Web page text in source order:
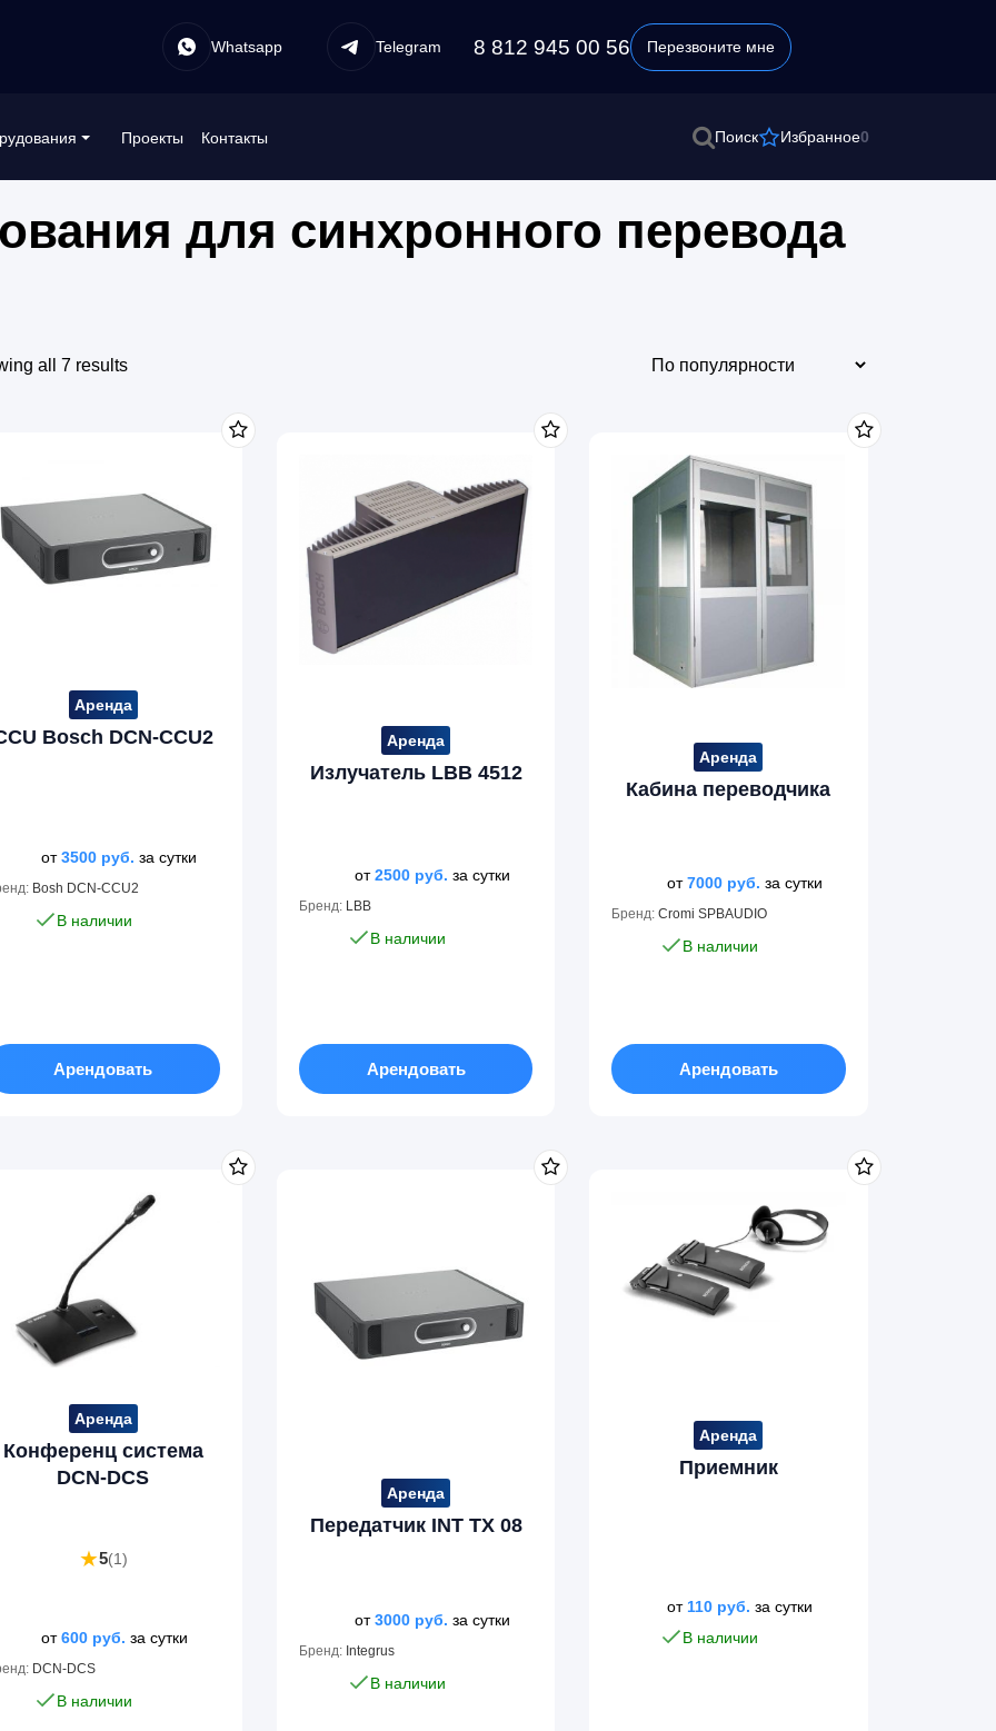
Whatsapp Telegram 8 812 945 00 56 Перезвоните мне
Проекты Контакты Поиск Избранное0
для синхронного перевода
all 7 results
Аренда
Bosch DCN-CCU2
от3500 руб. за сутки
Bosh DCN-CCU2
В наличии
Арендовать
Аренда
Излучатель LBB 4512
от2500 руб. за сутки
Бренд: LBB
В наличии
Арендовать
Аренда
Кабина переводчика
от7000 руб. за сутки
Бренд: Cromi SPBAUDIO
В наличии
Арендовать
Аренда
Конференц система
DCN-DCS
★5(1)
от600 руб. за сутки
DCN-DCS
В наличии
Аренда
Передатчик INT TX 08
от3000 руб. за сутки
Бренд: Integrus
В наличии
Аренда
Приемник
от110 руб. за сутки
В наличии
несколько
вариаций.